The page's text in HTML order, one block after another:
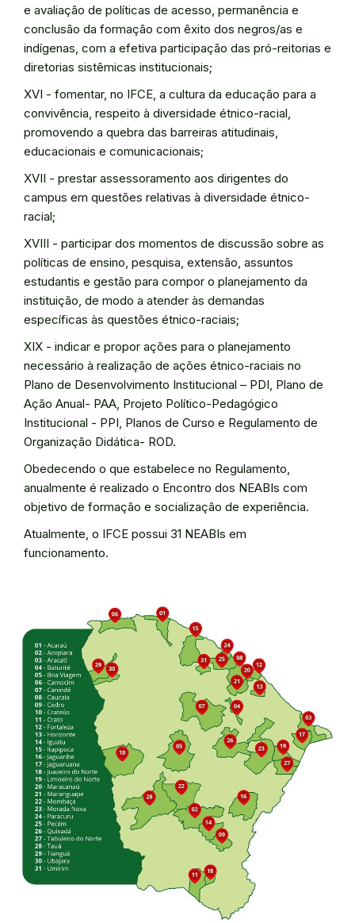
e avaliação de políticas de acesso, permanência e
conclusão da formação com êxito dos negros/as e
indígenas, com a efetiva participação das pró-reitorias e
diretorias sistêmicas institucionais;
XVI - fomentar, no IFCE, a cultura da educação para a
convivência, respeito à diversidade étnico-racial,
promovendo a quebra das barreiras atitudinais,
educacionais e comunicacionais;
XVII - prestar assessoramento aos dirigentes do
campus em questões relativas à diversidade étnico-
racial;
XVIII - participar dos momentos de discussão sobre as
políticas de ensino, pesquisa, extensão, assuntos
estudantis e gestão para compor o planejamento da
instituição, de modo a atender às demandas
específicas às questões étnico-raciais;
XIX - indicar e propor ações para o planejamento
necessário à realização de ações étnico-raciais no
Plano de Desenvolvimento Institucional – PDI, Plano de
Ação Anual- PAA, Projeto Político-Pedagógico
Institucional - PPI, Planos de Curso e Regulamento de
Organização Didática- ROD.
Obedecendo o que estabelece no Regulamento,
anualmente é realizado o Encontro dos NEABIs com
objetivo de formação e socialização de experiência.
Atualmente, o IFCE possui 31 NEABIs em
funcionamento.